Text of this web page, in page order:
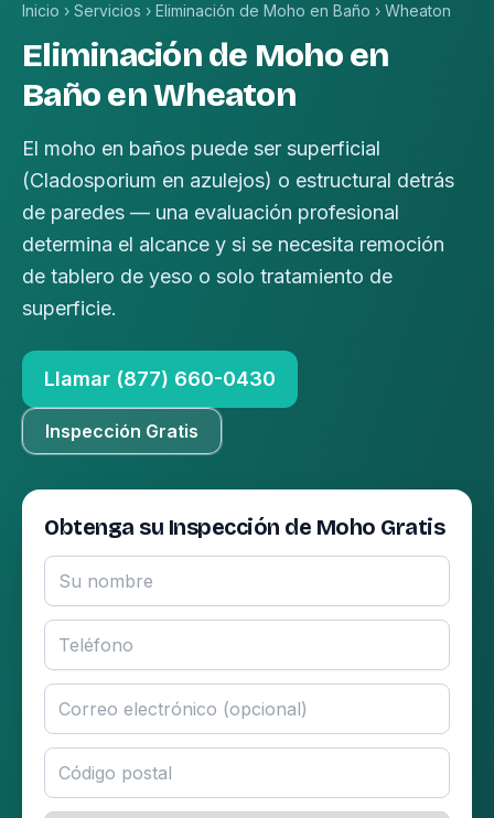
Inicio › Servicios › Eliminación de Moho en Baño › Wheaton
Eliminación de Moho en
Baño en Wheaton
El moho en baños puede ser superficial
(Cladosporium en azulejos) o estructural detrás
de paredes — una evaluación profesional
determina el alcance y si se necesita remoción
de tablero de yeso o solo tratamiento de
superficie.
Llamar (877) 660-0430
Inspección Gratis
Obtenga su Inspección de Moho Gratis